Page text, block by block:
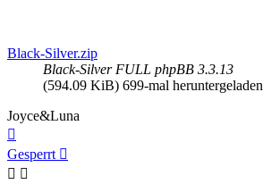
Black-Silver.zip
Black-Silver FULL phpBB 3.3.13
(594.09 KiB) 699-mal heruntergeladen
Joyce&Luna
oben
Gesperrt